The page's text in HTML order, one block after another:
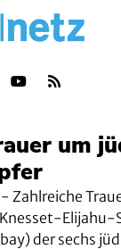
um
Zahlreiche
Elijahu-
der sechs